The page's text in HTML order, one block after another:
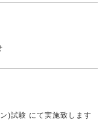
)試験 にて実施致します